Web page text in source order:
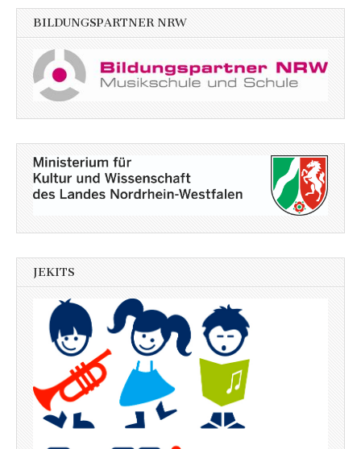
BILDUNGSPARTNER NRW
JEKITS